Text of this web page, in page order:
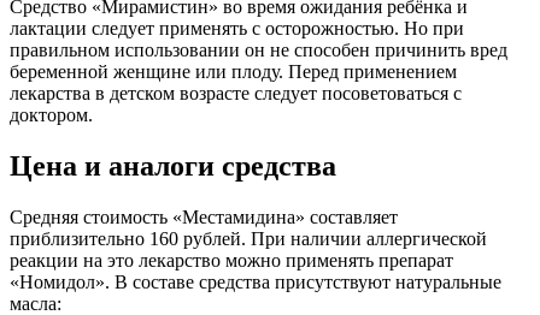
Средство «Мирамистин» во время ожидания ребёнка и
лактации следует применять с осторожностью. Но при
правильном использовании он не способен причинить вред
беременной женщине или плоду. Перед применением
лекарства в детском возрасте следует посоветоваться с
доктором.
Цена и аналоги средства
Средняя стоимость «Местамидина» составляет
приблизительно 160 рублей. При наличии аллергической
реакции на это лекарство можно применять препарат
«Номидол». В составе средства присутствуют натуральные
масла: